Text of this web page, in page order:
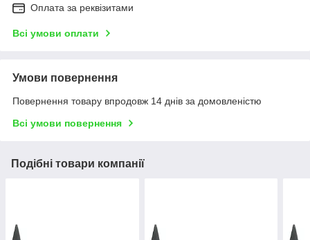
Оплата за реквізитами
Всі умови оплати
Умови повернення
Повернення товару впродовж 14 днів за домовленістю
Всі умови повернення
Подібні товари компанії